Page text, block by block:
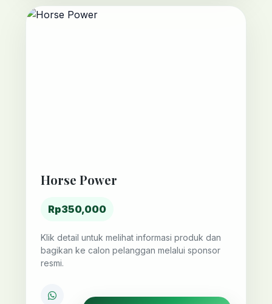
Horse Power
Rp350,000
Klik detail untuk melihat informasi produk dan
bagikan ke calon pelanggan melalui sponsor
resmi.